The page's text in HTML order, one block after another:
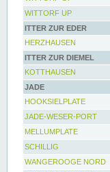
WITTORF UP
ITTER ZUR EDER
HERZHAUSEN
ITTER ZUR DIEMEL
KOTTHAUSEN
JADE
HOOKSIELPLATE
JADE-WESER-PORT
MELLUMPLATE
SCHILLIG
WANGEROOGE NORD